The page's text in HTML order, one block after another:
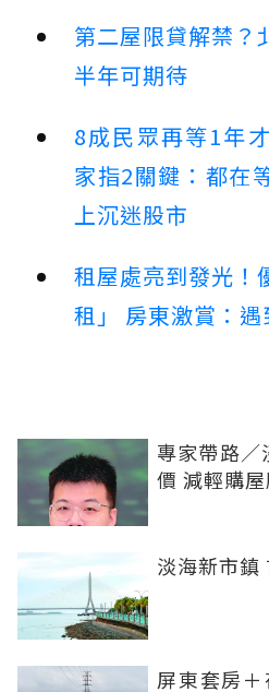
第二屋限貸解禁？
半年可期待
8成民眾再等1年
家指2關鍵：都在
上沉迷股市
租屋處亮到發光！
租」 房東激賞：
專家帶路／
價 減輕購
淡海新市鎮
屏東套房